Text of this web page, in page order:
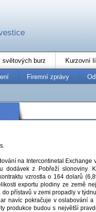
světových burz Kurzovní
Firemní zprávy
na Intercontinetal Exchange
dodávek z Pobřeží slonoviny.
vzrostla o 164 dolarů
exportu plodiny ze země
přístavů v zemi propadly v
navíc pokračuje v oslabování
produkce budou s největší